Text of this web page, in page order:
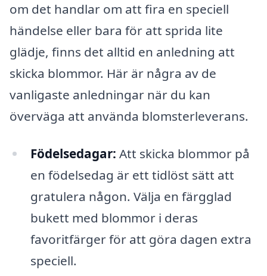
om det handlar om att fira en speciell
händelse eller bara för att sprida lite
glädje, finns det alltid en anledning att
skicka blommor. Här är några av de
vanligaste anledningar när du kan
överväga att använda blomsterleverans.
Födelsedagar: Att skicka blommor på
en födelsedag är ett tidlöst sätt att
gratulera någon. Välja en färgglad
bukett med blommor i deras
favoritfärger för att göra dagen extra
speciell.